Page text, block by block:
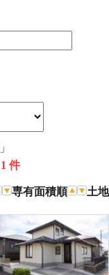
」
1 件
専有面積順
土地